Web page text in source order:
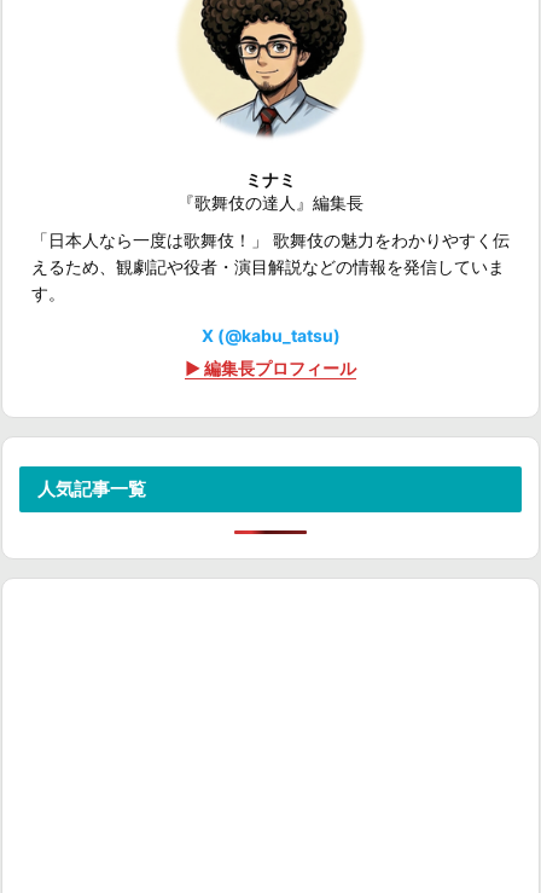
ミナミ
『歌舞伎の達人』編集長
「日本人なら一度は歌舞伎！」 歌舞伎の魅力をわかりやすく伝
えるため、観劇記や役者・演目解説などの情報を発信していま
す。
X (@kabu_tatsu)
▶ 編集長プロフィール
人気記事一覧